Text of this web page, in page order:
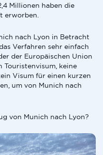
Millionen haben die
erworben.
nach Lyon in Betracht
Verfahren sehr einfach
der Europäischen Union
Touristenvisum, keine
Visum für einen kurzen
um von Munich nach
von Munich nach Lyon?